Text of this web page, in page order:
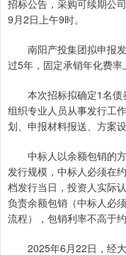
招标公告，采购可续期公
9月2日上午9时。
南阳产投集团拟申报发
过5年，固定承销年化费率
本次招标拟确定1名债
组织专业人员从事发行工
划、申报材料报送、方案
中标人以余额包销的方
发行规模，中标人必须在
档发行当日，投资人实际
负责余额包销（中标人必
流程），包销利率不高于
2025年6月22日，经大